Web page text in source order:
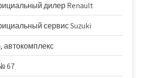
дилер Renault
сервис Suzuki
67